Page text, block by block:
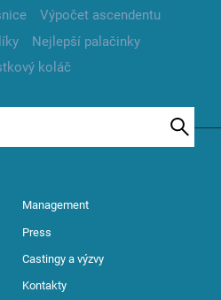
Výpočet ascendentu
Nejlepší palačinky
koláč
Management
Press
Castingy a výzvy
Kontakty